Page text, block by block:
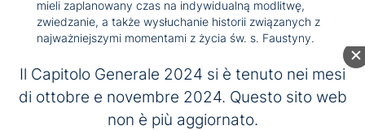
mieli zaplanowany czas na indywidualną modlitwę,
zwiedzanie, a także wysłuchanie historii związanych z
najważniejszymi momentami z życia św. s. Faustyny.
O godzinie 14:00 w dolnym kościele Sanktuarium św.
Jana Pawła II odbyła się uroczysta Msza Święta, której
przewodniczył ksiądz kardynał Stanisław Dziwisz. W
swoim kazaniu przypomniał o historii Zakonu św. Jana
Il Capitolo Generale 2024 si è tenuto nei mesi
di ottobre e novembre 2024. Questo sito web
non è più aggiornato.